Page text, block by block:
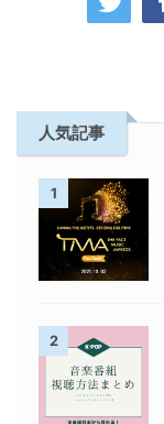
人気記事
1
2